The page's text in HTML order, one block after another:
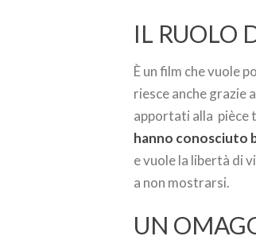
IL RUOLO
È un film che vuole
riesce anche grazie
apportati alla pièce
hanno conosciuto
e vuole la libertà di
a non mostrarsi.
UN